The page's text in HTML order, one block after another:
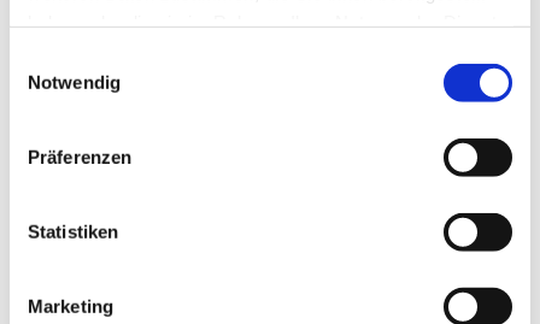
Notwendig
Präferenzen
Statistiken
Marketing